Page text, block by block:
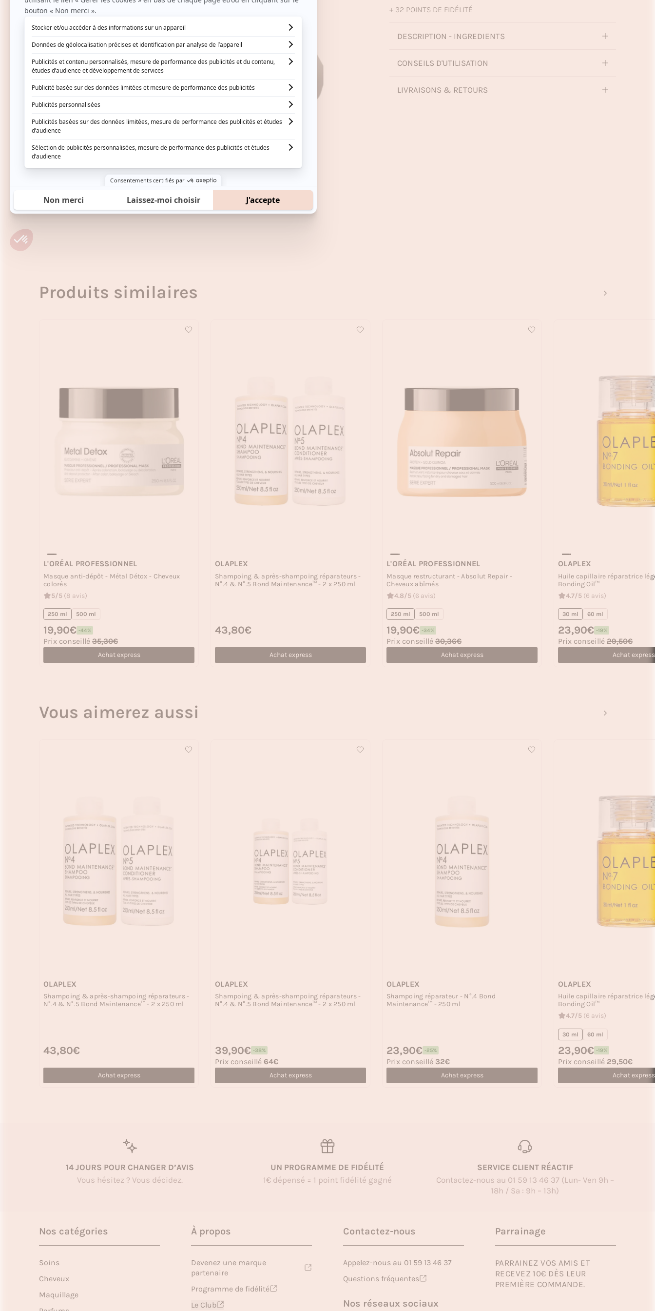
+ 32 POINTS DE FIDÉLITÉ
DESCRIPTION - INGREDIENTS
CONSEILS D'UTILISATION
LIVRAISONS & RETOURS
Produits similaires
L'ORÉAL PROFESSIONNEL
Masque anti-dépôt - Métal Détox - Cheveux
colorés
5/5 (8 avis)
250 ml 500 ml
Prix soldé
19,90€ -44%
Prix habituel
Prix conseillé 35,30€
Achat express
OLAPLEX
Shampoing & après-shampoing réparateurs -
N°.4 & N°.5 Bond Maintenance™ - 2 x 250 ml
Prix habituel
43,80€
Achat express
L'ORÉAL PROFESSIONNEL
Masque restructurant - Absolut Repair -
Cheveux abîmés
4.8/5 (6 avis)
250 ml 500 ml
Prix soldé
19,90€ -34%
Prix habituel
Prix conseillé 30,36€
Achat express
OLAPLEX
Huile capillaire réparatrice
Bonding Oil™
4.7/5 (6 avis)
30 ml 60 ml
Prix soldé
23,90€ -19%
Prix habituel
Prix conseillé 29,50€
Achat express
Vous aimerez aussi
OLAPLEX
Shampoing & après-shampoing réparateurs -
N°.4 & N°.5 Bond Maintenance™ - 2 x 250 ml
Prix habituel
43,80€
Achat express
OLAPLEX
Shampoing & après-shampoing réparateurs -
N°.4 & N°.5 Bond Maintenance™ - 2 x 250 ml
Prix soldé
39,90€ -38%
Prix habituel
Prix conseillé 64€
Achat express
OLAPLEX
Shampoing réparateur - N°.4 Bond
Maintenance™ - 250 ml
Prix soldé
23,90€ -25%
Prix habituel
Prix conseillé 32€
Achat express
OLAPLEX
Huile capillaire réparatrice
Bonding Oil™
4.7/5 (6 avis)
30 ml 60 ml
Prix soldé
23,90€ -19%
Prix habituel
Prix conseillé 29,50€
Achat express
14 JOURS POUR CHANGER D’AVIS
Vous hésitez ? Vous décidez.
UN PROGRAMME DE FIDÉLITÉ
1€ dépensé = 1 point fidélité gagné
SERVICE CLIENT RÉACTIF
Contactez-nous au 01 59 13 46 37 (Lun- Ven 9h –
18h / Sa : 9h – 13h)
Nos catégories
Soins
Cheveux
Maquillage
À propos
Devenez une marque
partenaire
Programme de fidélité
Le Club
Contactez-nous
Appelez-nous au 01 59 13 46 37
Questions fréquentes
Nos réseaux sociaux
Parrainage
PARRAINEZ VOS AMIS ET
RECEVEZ 10€ DÈS LEUR
PREMIÈRE COMMANDE.